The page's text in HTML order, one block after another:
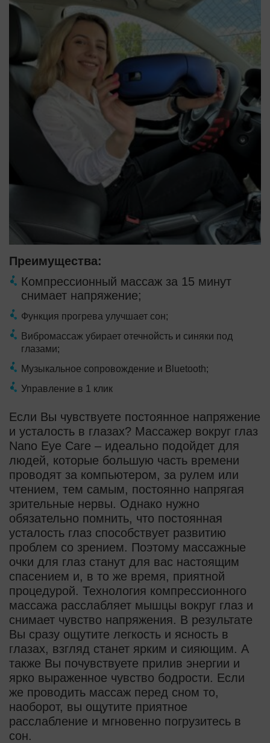
Преимущества:
Компрессионный массаж за 15 минут
снимает напряжение;
Функция прогрева улучшает сон;
Вибромассаж убирает отечнойсть и синяки под
глазами;
Музыкальное сопровождение и Bluetooth;
Управление в 1 клик
Если Вы чувствуете постоянное напряжение
и усталость в глазах? Массажер вокруг глаз
Nano Eye Care – идеально подойдет для
людей, которые большую часть времени
проводят за компьютером, за рулем или
чтением, тем самым, постоянно напрягая
зрительные нервы. Однако нужно
обязательно помнить, что постоянная
усталость глаз способствует развитию
проблем со зрением. Поэтому массажные
очки для глаз станут для вас настоящим
спасением и, в то же время, приятной
процедурой. Технология компрессионного
массажа расслабляет мышцы вокруг глаз и
снимает чувство напряжения. В результате
Вы сразу ощутите легкость и ясность в
глазах, взгляд станет ярким и сияющим. А
также Вы почувствуете прилив энергии и
ярко выраженное чувство бодрости. Если
же проводить массаж перед сном то,
наоборот, вы ощутите приятное
расслабление и мгновенно погрузитесь в
сон.